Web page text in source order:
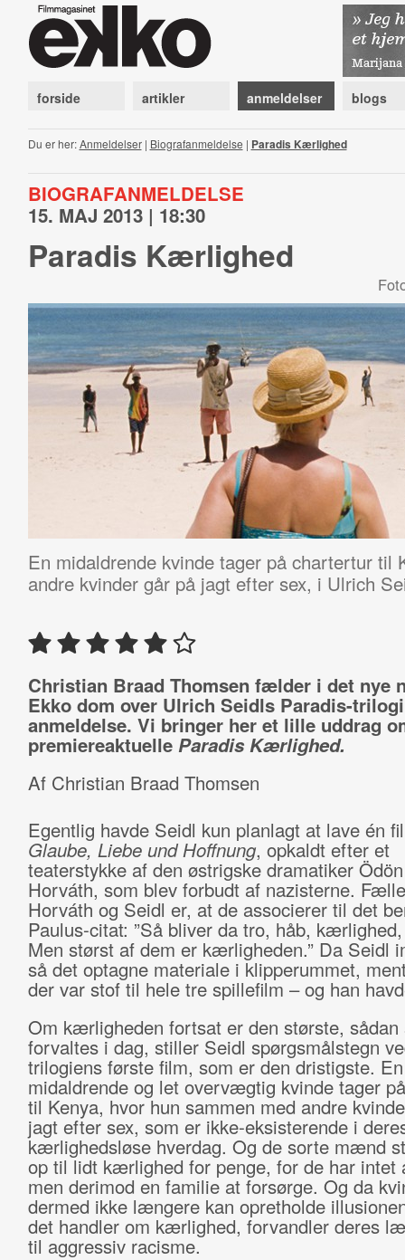
forside artikler anmeldelser blogs
Du er her:Anmeldelser| Biografanmeldelse | Paradis Kærlighed
BIOGRAFANMELDELSE
15. MAJ 2013 | 18:30
Paradis Kærlighed
En midaldrende kvinde tager på chartertur til
andre kvinder går på jagt efter sex, i Ulrich
Christian Braad Thomsen fælder i det nye
Ekko dom over Ulrich Seidls Paradis-
anmeldelse. Vi bringer her et lille uddrag
premiereaktuelle Paradis Kærlighed.
Af Christian Braad Thomsen
Egentlig havde Seidl kun planlagt at lave én
Glaube, Liebe und Hoffnung, opkaldt efter et
teaterstykke af den østrigske dramatiker
Horváth, som blev forbudt af nazisterne.
Horváth og Seidl er, at de associerer til det
Paulus-citat: ”Så bliver da tro, håb,
Men størst af dem er kærligheden.” Da Seidl
så det optagne materiale i klipperummet,
der var stof til hele tre spillefilm – og han
Om kærligheden fortsat er den største, sådan
forvaltes i dag, stiller Seidl spørgsmålstegn
trilogiens første film, som er den dristigste. En
midaldrende og let overvægtig kvinde tager
til Kenya, hvor hun sammen med andre
jagt efter sex, som er ikke-eksisterende i
kærlighedsløse hverdag. Og de sorte mænd
op til lidt kærlighed for penge, for de har intet
men derimod en familie at forsørge. Og da
dermed ikke længere kan opretholde
det handler om kærlighed, forvandler deres
til aggressiv racisme.